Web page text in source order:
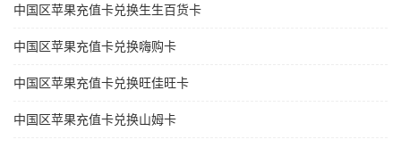
中国区苹果充值卡兑换生生百货卡
中国区苹果充值卡兑换嗨购卡
中国区苹果充值卡兑换旺佳旺卡
中国区苹果充值卡兑换山姆卡